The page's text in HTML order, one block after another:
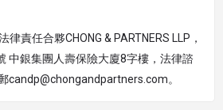
責任合夥CHONG & PARTNERS LLP，
中銀集團人壽保險大廈8字樓，法律諮
candp@chongandpartners.com。